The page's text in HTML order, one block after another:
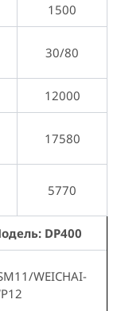
1500
30/80
12000
17580
5770
DP400
WEICHAI-